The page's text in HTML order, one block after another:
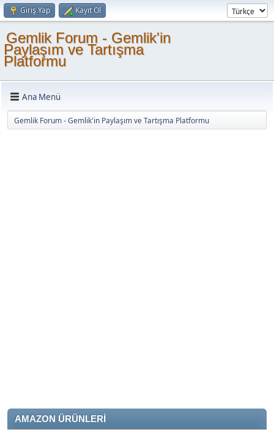
Giriş Yap Kayıt Ol
Gemlik Forum - Gemlik'in
Paylaşım ve Tartışma
Platformu
Ana Menü
Gemlik Forum - Gemlik'in Paylaşım ve Tartışma Platformu
AMAZON ÜRÜNLERİ